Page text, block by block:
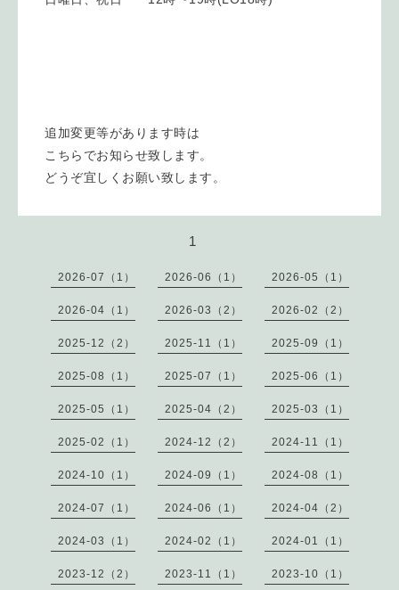
追加変更等があります時は
こちらでお知らせ致します。
どうぞ宜しくお願い致します。
1
2026-07（1） 2026-06（1） 2026-05（1）
2026-04（1） 2026-03（2） 2026-02（2）
2025-12（2） 2025-11（1） 2025-09（1）
2025-08（1） 2025-07（1） 2025-06（1）
2025-05（1） 2025-04（2） 2025-03（1）
2025-02（1） 2024-12（2） 2024-11（1）
2024-10（1） 2024-09（1） 2024-08（1）
2024-07（1） 2024-06（1） 2024-04（2）
2024-03（1） 2024-02（1） 2024-01（1）
2023-12（2） 2023-11（1） 2023-10（1）